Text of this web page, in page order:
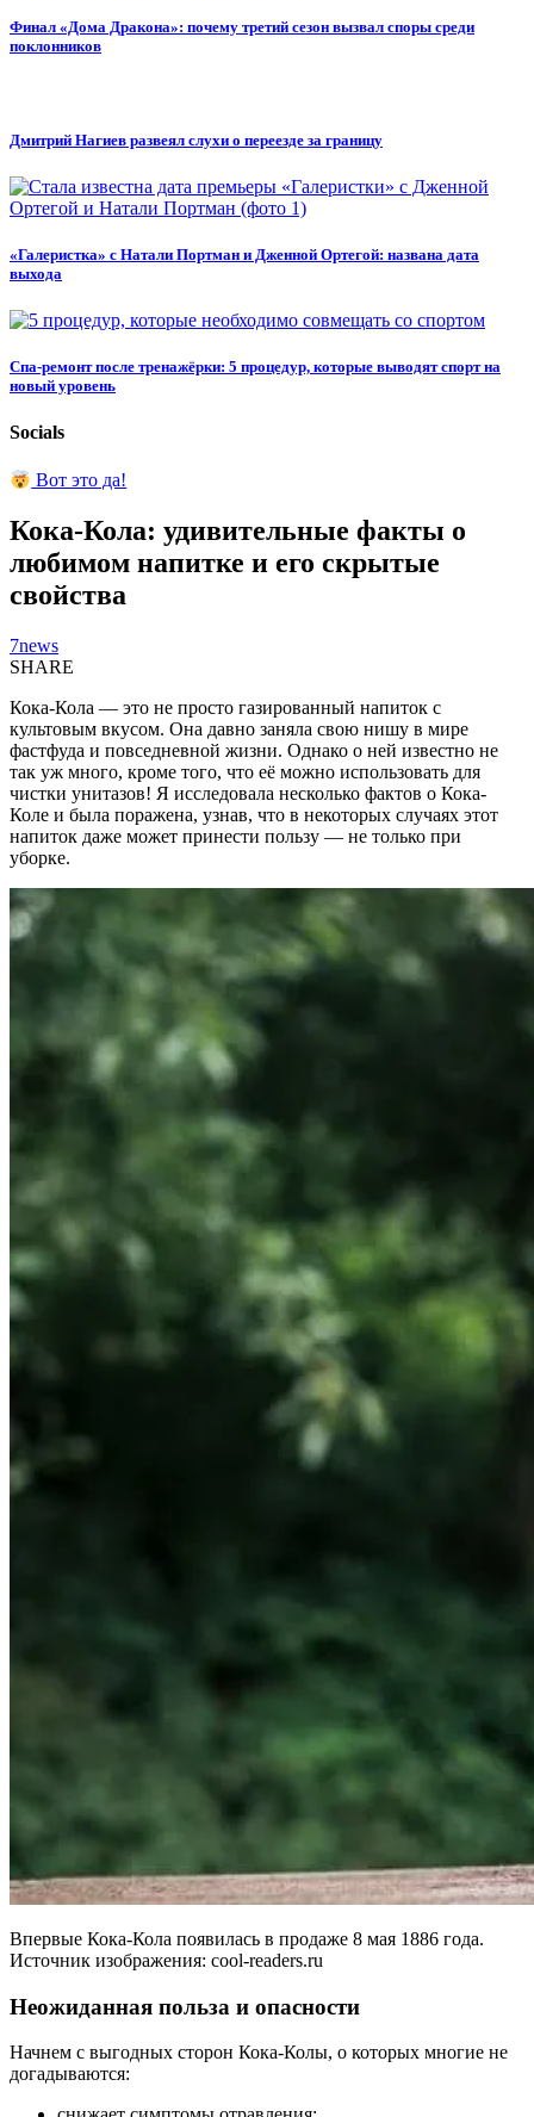
Финал «Дома Дракона»: почему третий сезон вызвал споры среди
поклонников
Дмитрий Нагиев развеял слухи о переезде за границу
«Галеристка» с Натали Портман и Дженной Ортегой: названа дата
выхода
Спа-ремонт после тренажёрки: 5 процедур, которые выводят спорт на
новый уровень
Socials
Вот это да!
Кока-Кола: удивительные факты о
любимом напитке и его скрытые
свойства
7news
SHARE
Кока-Кола — это не просто газированный напиток с
культовым вкусом. Она давно заняла свою нишу в мире
фастфуда и повседневной жизни. Однако о ней известно не
так уж много, кроме того, что её можно использовать для
чистки унитазов! Я исследовала несколько фактов о Кока-
Колe и была поражена, узнав, что в некоторых случаях этот
напиток даже может принести пользу — не только при
уборке.
Впервые Кока-Кола появилась в продаже 8 мая 1886 года.
Источник изображения: cool-readers.ru
Неожиданная польза и опасности
Начнем с выгодных сторон Кока-Колы, о которых многие не
догадываются: